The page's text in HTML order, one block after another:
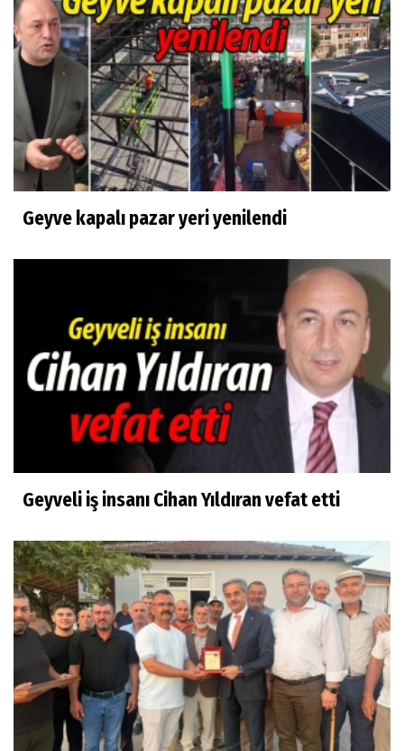
Geyve kapalı pazar yeri yenilendi
Geyveli iş insanı Cihan Yıldıran vefat etti